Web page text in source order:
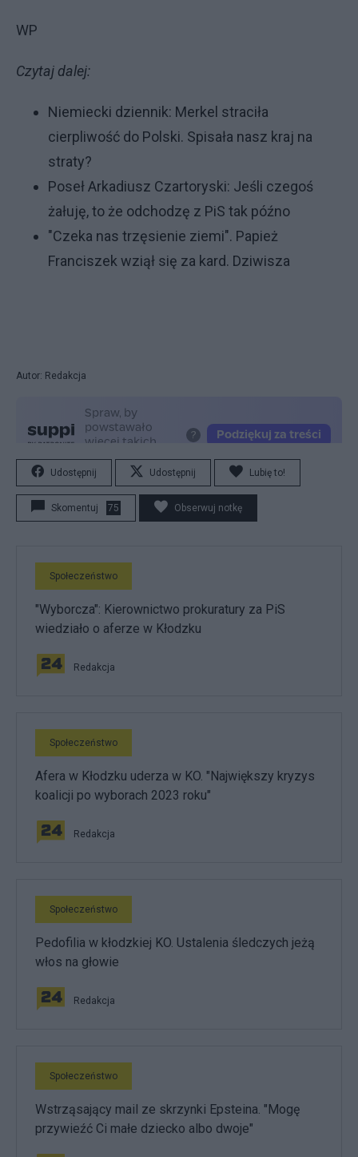
WP
Czytaj dalej:
Niemiecki dziennik: Merkel straciła
cierpliwość do Polski. Spisała nasz kraj na
straty?
Poseł Arkadiusz Czartoryski: Jeśli czegoś
żałuję, to że odchodzę z PiS tak późno
"Czeka nas trzęsienie ziemi". Papież
Franciszek wziął się za kard. Dziwisza
Autor: Redakcja
Udostępnij Udostępnij Lubię to!
Skomentuj 75 Obserwuj notkę
Społeczeństwo
"Wyborcza": Kierownictwo prokuratury za PiS
wiedziało o aferze w Kłodzku
Redakcja
Społeczeństwo
Afera w Kłodzku uderza w KO. "Największy kryzys
koalicji po wyborach 2023 roku"
Redakcja
Społeczeństwo
Pedofilia w kłodzkiej KO. Ustalenia śledczych jeżą
włos na głowie
Redakcja
Społeczeństwo
Wstrząsający mail ze skrzynki Epsteina. "Mogę
przywieźć Ci małe dziecko albo dwoje"